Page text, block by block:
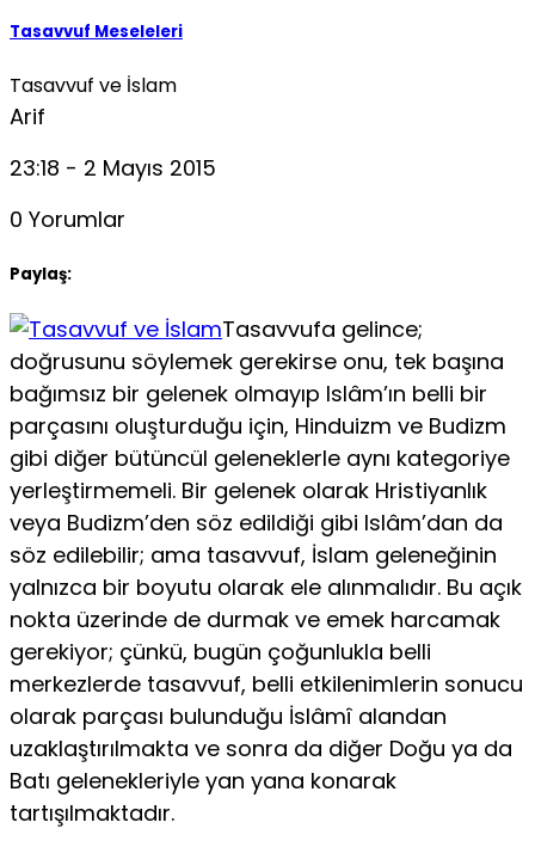
Tasavvuf Meseleleri
Tasavvuf ve İslam
Arif
23:18 - 2 Mayıs 2015
0 Yorumlar
Paylaş:
Tasavvufa gelince;
doğrusunu söylemek gerekirse onu, tek başına
bağımsız bir gelenek olmayıp Islâm’ın belli bir
parçasını oluşturduğu için, Hinduizm ve Budizm
gibi diğer bütüncül geleneklerle aynı kategoriye
yerleştirmemeli. Bir gelenek olarak Hristiyanlık
veya Budizm’den söz edildiği gibi Islâm’dan da
söz edilebilir; ama tasavvuf, İslam geleneğinin
yalnızca bir boyutu olarak ele alınmalıdır. Bu açık
nokta üzerinde de durmak ve emek harcamak
gerekiyor; çünkü, bugün çoğunlukla belli
merkezlerde tasavvuf, belli etkilenimlerin sonucu
olarak parçası bulunduğu İslâmî alandan
uzaklaştırılmakta ve sonra da diğer Doğu ya da
Batı gelenekleriyle yan yana konarak
tartışılmaktadır.